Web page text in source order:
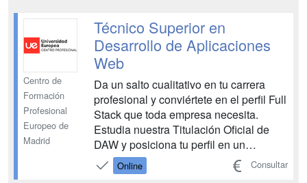
cumpliendo los criterios de
Centro de
Formación
Profesional
Europeo de
Madrid
Técnico Superior en
Desarrollo de Aplicaciones
Web
Da un salto cualitativo en tu carrera
profesional y conviértete en el perfil Full
Stack que toda empresa necesita.
Estudia nuestra Titulación Oficial de
DAW y posiciona tu perfil en un
mercado con las tasas de
empleabilidad más elevadas de los
Online Consultar